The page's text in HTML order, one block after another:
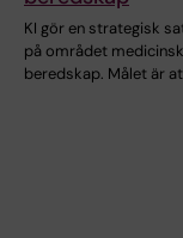
KI gör en strategisk
på området medicinsk
beredskap. Målet är